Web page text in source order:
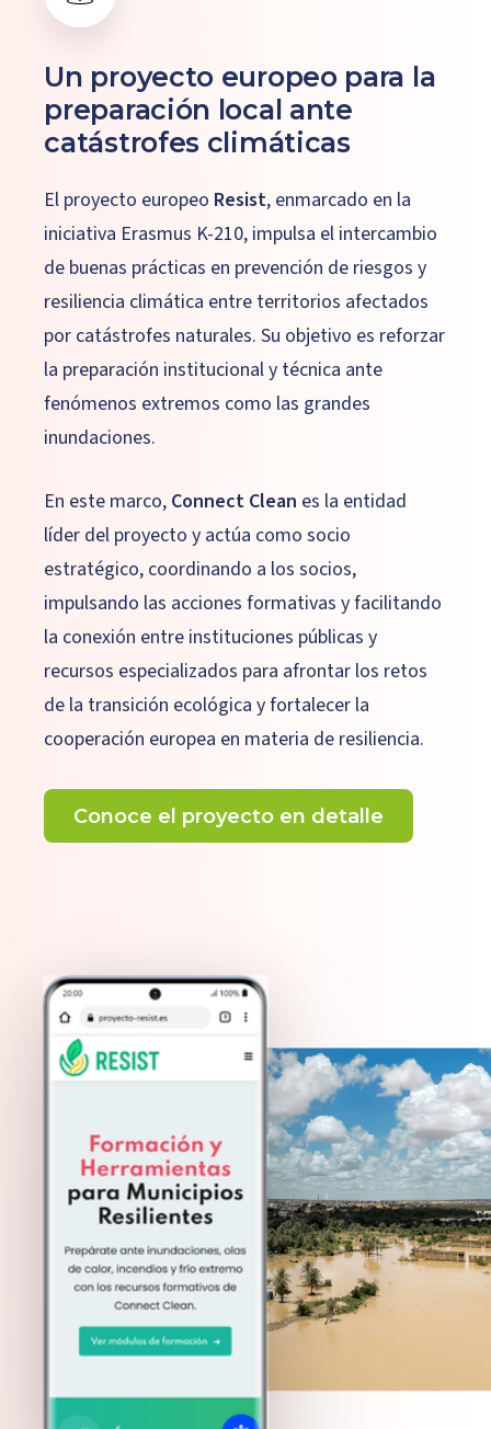
Un proyecto europeo para la
preparación local ante
catástrofes climáticas
El proyecto europeo Resist, enmarcado en la
iniciativa Erasmus K-210, impulsa el intercambio
de buenas prácticas en prevención de riesgos y
resiliencia climática entre territorios afectados
por catástrofes naturales. Su objetivo es reforzar
la preparación institucional y técnica ante
fenómenos extremos como las grandes
inundaciones.
En este marco, Connect Clean es la entidad
líder del proyecto y actúa como socio
estratégico, coordinando a los socios,
impulsando las acciones formativas y facilitando
la conexión entre instituciones públicas y
recursos especializados para afrontar los retos
de la transición ecológica y fortalecer la
cooperación europea en materia de resiliencia.
Conoce el proyecto en detalle